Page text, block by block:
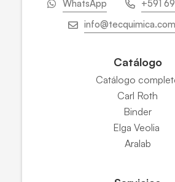
WhatsApp
+591
Catálogo
Catálogo
Carl Roth
Binder
Elga Veolia
Aralab